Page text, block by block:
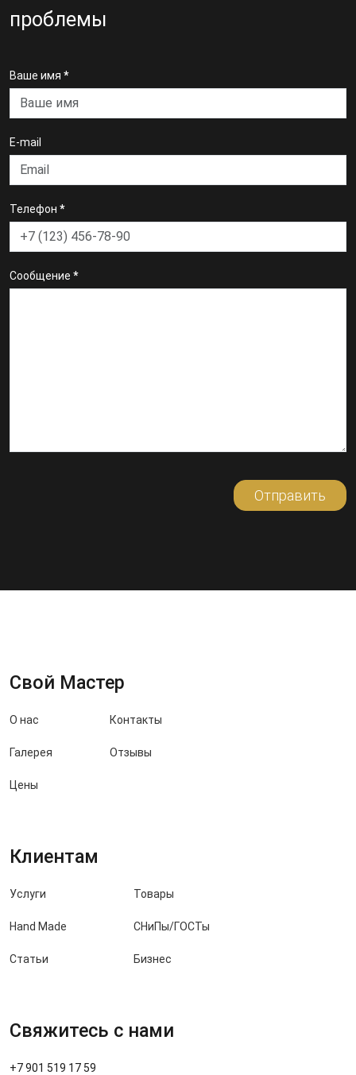
проблемы
Ваше имя *
E-mail
Телефон *
Сообщение *
Отправить
Свой Мастер
О нас Контакты
Галерея Отзывы
Цены
Клиентам
Услуги Товары
Hand Made СНиПы/ГОСТы
Статьи Бизнес
Свяжитесь с нами
+7 901 519 17 59